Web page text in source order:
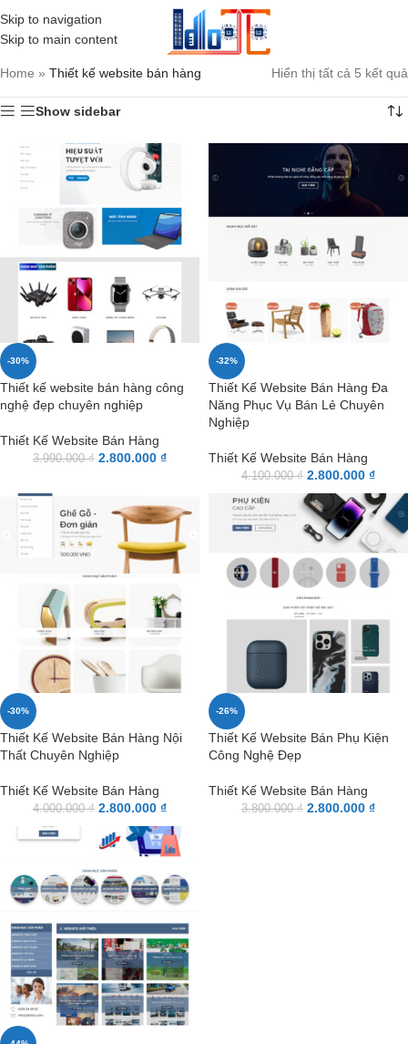
Skip to navigation
Skip to main content
MENU
Home » Thiết kế website bán hàng Hiển thị tất cả 5 kết quả
Show sidebar
-30%
Thiết kế website bán hàng công
nghệ đẹp chuyên nghiệp
Thiết Kế Website Bán Hàng
3.990.000₫ 2.800.000 ₫
-32%
Thiết Kế Website Bán Hàng Đa
Năng Phục Vụ Bán Lẻ Chuyên
Nghiệp
Thiết Kế Website Bán Hàng
4.100.000₫ 2.800.000 ₫
-30%
Thiết Kế Website Bán Hàng Nội
Thất Chuyên Nghiệp
Thiết Kế Website Bán Hàng
4.000.000₫ 2.800.000 ₫
-26%
Thiết Kế Website Bán Phụ Kiện
Công Nghệ Đẹp
Thiết Kế Website Bán Hàng
3.800.000₫ 2.800.000 ₫